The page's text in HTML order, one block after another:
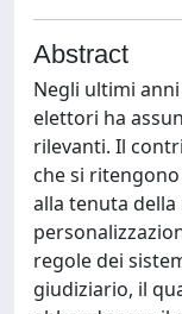
Abstract
Negli ultimi
elettori ha
rilevanti. Il
che si
alla tenuta
regole dei
giudiziario, il